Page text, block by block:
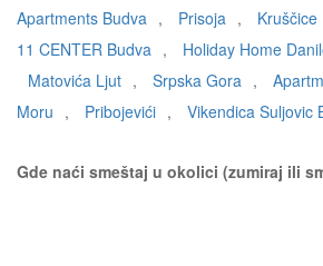
Apartments Budva , Prisoja , Kruščice
11 CENTER Budva , Holiday Home
Matovića Ljut , Srpska Gora ,
Moru , Pribojevići , Vikendica Suljovic
Gde naći smeštaj u okolici (zumiraj ili